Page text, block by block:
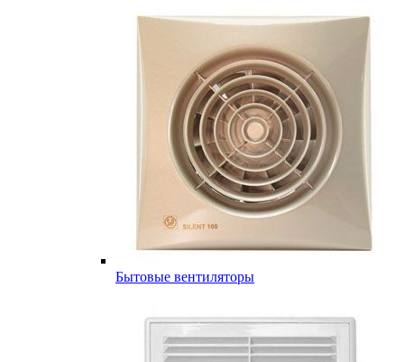
Бытовые вентиляторы